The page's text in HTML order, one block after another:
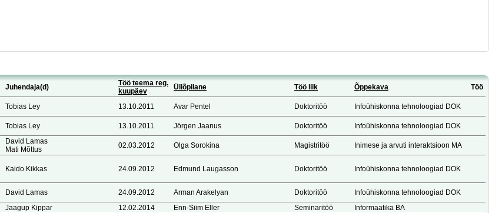
Juhendaja(d)
Töö teema reg.
kuupäev
Üliõpilane Töö liik Õppekava
Töö
Tobias Ley 13.10.2011 Avar Pentel Doktoritöö
Infoühiskonna tehnoloogiad DOK
Tobias Ley 13.10.2011 Jörgen Jaanus Doktoritöö Infoühiskonna tehnoloogiad DOK
David Lamas
Mati Mõttus
02.03.2012 Olga Sorokina Magistritöö
Inimese ja arvuti interaktsioon MA
Kaido Kikkas 24.09.2012 Edmund Laugasson Doktoritöö Infoühiskonna tehnoloogiad DOK
David Lamas 24.09.2012 Arman Arakelyan Doktoritöö
Infoühiskonna tehnoloogiad DOK
Jaagup Kippar 12.02.2014 Enn-Siim Eller Seminaritöö
Informaatika BA